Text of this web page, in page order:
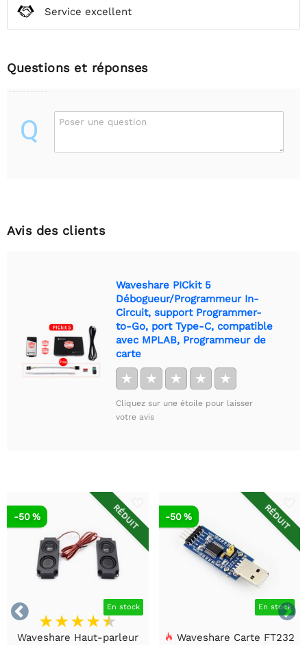
Service excellent
Questions et réponses
Q Poser une question
Avis des clients
Waveshare PICkit 5
Débogueur/Programmeur In-
Circuit, support Programmer-
to-Go, port Type-C, compatible
avec MPLAB, Programmeur de
carte
★ ★ ★ ★ ★
Cliquez sur une étoile pour laisser
votre avis


RÉDUIT
En stock
-50 %
Waveshare Haut-parleur
RÉDUIT
En stock
-50 %
Waveshare Carte FT232